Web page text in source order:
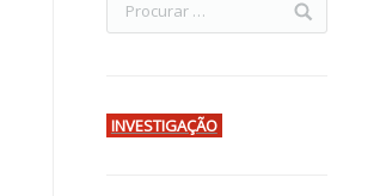
INVESTIGAÇÃO